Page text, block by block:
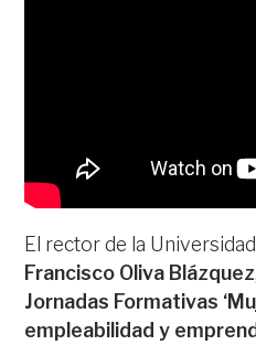
El rector de la
Francisco Oliva Blázquez
Jornadas Formativas
empleabilidad y